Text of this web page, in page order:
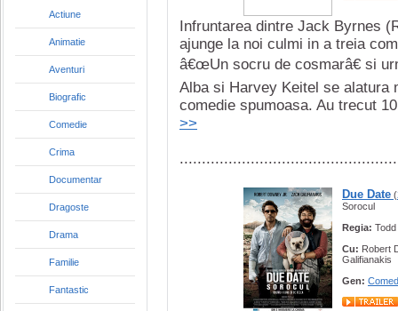
Actiune
Animatie
Aventuri
Biografic
Comedie
Crima
Documentar
Dragoste
Drama
Familie
Fantastic
Infruntarea dintre Jack Byrnes
ajunge la noi culmi in a treia
â€œUn socru de cosmarâ€ si
Alba si Harvey Keitel se alatura
comedie spumoasa. Au trecut
>>
Due Date (
Sorocul
Regia: Todd
Cu: Robert
Galifianakis
Gen: